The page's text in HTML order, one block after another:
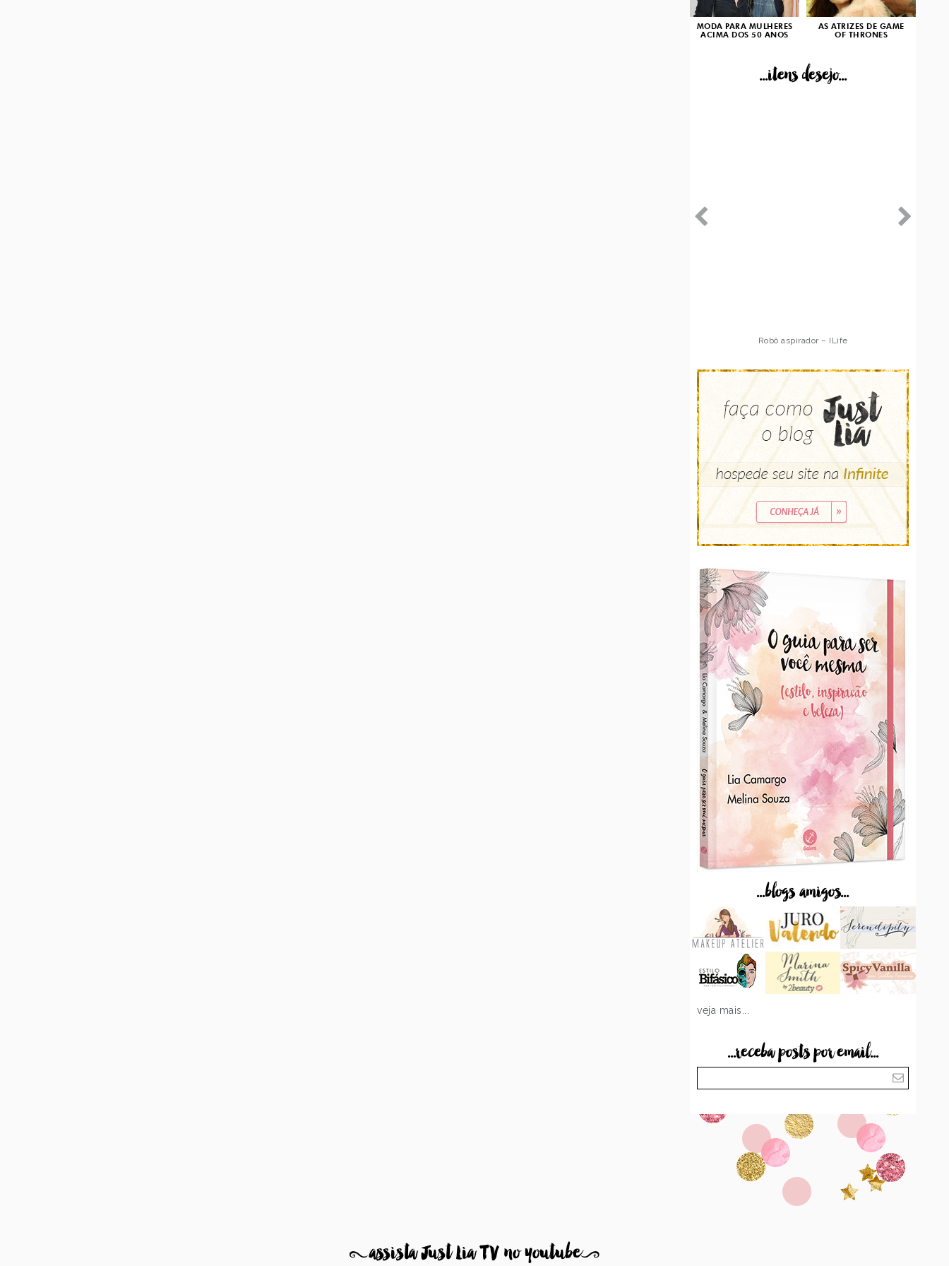
MODA PARA MULHERES
ACIMA DOS 50 ANOS
AS ATRIZES DE GAME
OF THRONES
...itens desejo...
Robô aspirador – ILife
...blogs amigos...
veja mais...
...receba posts por email...
8assista Just Lia TV no youtube9